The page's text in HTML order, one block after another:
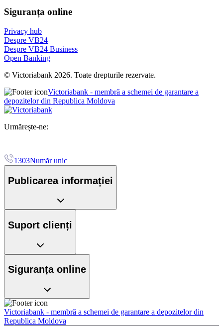
Siguranța online
Privacy hub
Despre VB24
Despre VB24 Business
Open Banking
© Victoriabank 2026. Toate drepturile rezervate.
Victoriabank - membră a schemei de garantare a
depozitelor din Republica Moldova
Urmărește-ne:
1303Număr unic
Publicarea informației
Suport clienți
Siguranța online
Victoriabank - membră a schemei de garantare a depozitelor din
Republica Moldova